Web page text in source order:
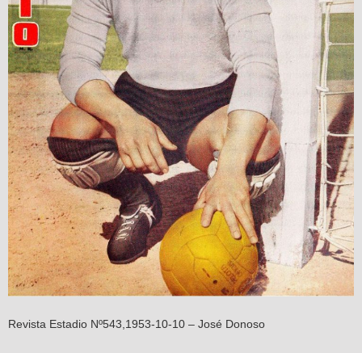
Revista Estadio Nº543,1953-10-10 – José Donoso